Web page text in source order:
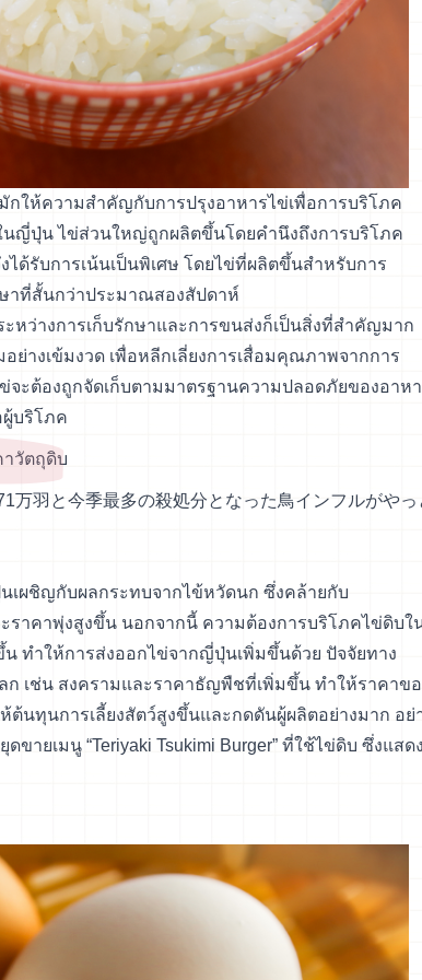
กให้ความสำคัญกับการปรุงอาหารไข่เพื่อการบริโภค
นญี่ปุ่น ไข่ส่วนใหญ่ถูกผลิตขึ้นโดยคำนึงถึงการบริโภค
ด้รับการเน้นเป็นพิเศษ โดยไข่ที่ผลิตขึ้นสำหรับการ
าที่สั้นกว่าประมาณสองสัปดาห์
ว่างการเก็บรักษาและการขนส่งก็เป็นสิ่งที่สำคัญมาก
างเข้มงวด เพื่อหลีกเลี่ยงการเสื่อมคุณภาพจากการ
จะต้องถูกจัดเก็บตามมาตรฐานความปลอดภัยของอาห
บริโภค
วัตถุดิบ
万羽と今季最多の殺処分となった鳥インフルがやっ
เผชิญกับผลกระทบจากไข้หวัดนก ซึ่งคล้ายกับ
าคาพุ่งสูงขึ้น นอกจากนี้ ความต้องการบริโภคไข่ดิบใ
น ทำให้การส่งออกไข่จากญี่ปุ่นเพิ่มขึ้นด้วย ปัจจัยทาง
ก เช่น สงครามและราคาธัญพืชที่เพิ่มขึ้น ทำให้ราคาข
ต้นทุนการเลี้ยงสัตว์สูงขึ้นและกดดันผู้ผลิตอย่างมาก อย่
ขายเมนู “Teriyaki Tsukimi Burger” ที่ใช้ไข่ดิบ ซึ่งแสด